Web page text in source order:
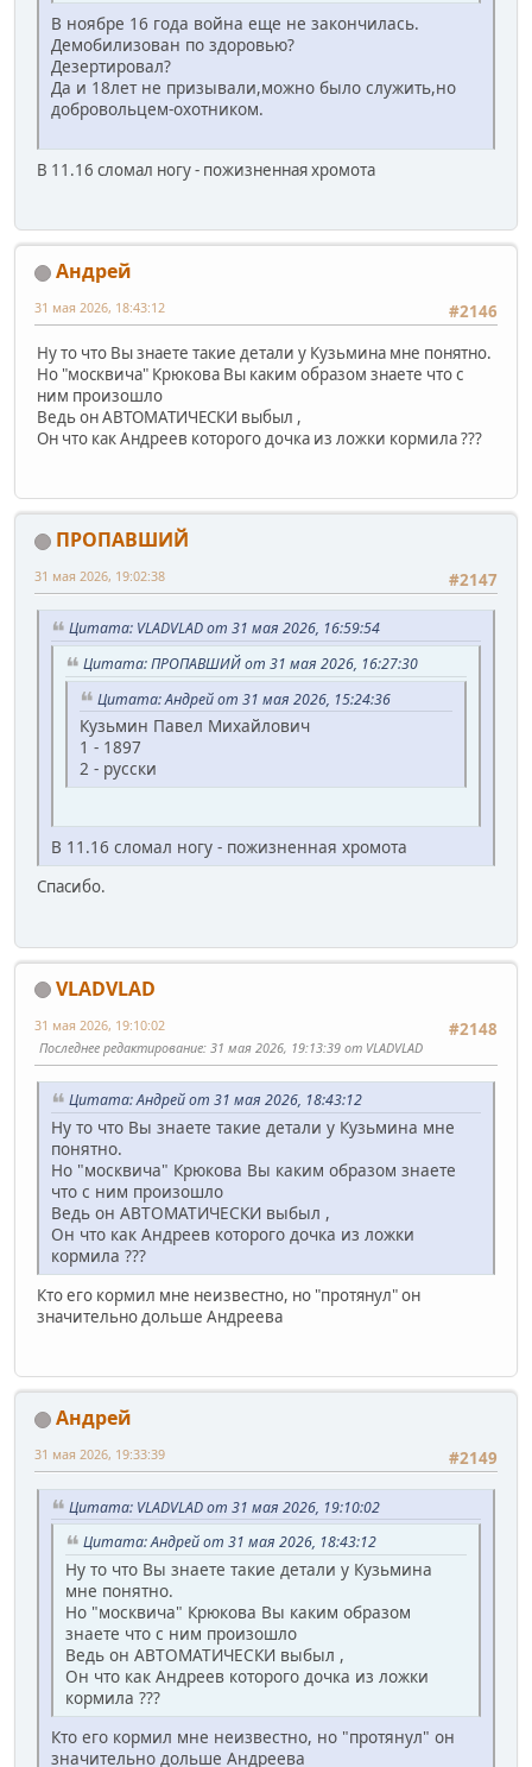
В ноябре 16 года война еще не закончилась.
Демобилизован по здоровью?
Дезертировал?
Да и 18лет не призывали,можно было служить,но
добровольцем-охотником.
В 11.16 сломал ногу - пожизненная хромота
Андрей
#2146
31 мая 2026, 18:43:12
Ну то что Вы знаете такие детали у Кузьмина мне понятно.
Но "москвича" Крюкова Вы каким образом знаете что с
ним произошло
Ведь он АВТОМАТИЧЕСКИ выбыл ,
Он что как Андреев которого дочка из ложки кормила ???
ПРОПАВШИЙ
#2147
31 мая 2026, 19:02:38
Цитата: VLADVLAD от 31 мая 2026, 16:59:54
Цитата: ПРОПАВШИЙ от 31 мая 2026, 16:27:30
Цитата: Андрей от 31 мая 2026, 15:24:36
Кузьмин Павел Михайлович
1 - 1897
2 - русски
В 11.16 сломал ногу - пожизненная хромота
Спасибо.
VLADVLAD
#2148
31 мая 2026, 19:10:02
Последнее редактирование: 31 мая 2026, 19:13:39 от VLADVLAD
Цитата: Андрей от 31 мая 2026, 18:43:12
Ну то что Вы знаете такие детали у Кузьмина мне
понятно.
Но "москвича" Крюкова Вы каким образом знаете
что с ним произошло
Ведь он АВТОМАТИЧЕСКИ выбыл ,
Он что как Андреев которого дочка из ложки
кормила ???
Кто его кормил мне неизвестно, но "протянул" он
значительно дольше Андреева
Андрей
#2149
31 мая 2026, 19:33:39
Цитата: VLADVLAD от 31 мая 2026, 19:10:02
Цитата: Андрей от 31 мая 2026, 18:43:12
Ну то что Вы знаете такие детали у Кузьмина
мне понятно.
Но "москвича" Крюкова Вы каким образом
знаете что с ним произошло
Ведь он АВТОМАТИЧЕСКИ выбыл ,
Он что как Андреев которого дочка из ложки
кормила ???
Кто его кормил мне неизвестно, но "протянул" он
значительно дольше Андреева